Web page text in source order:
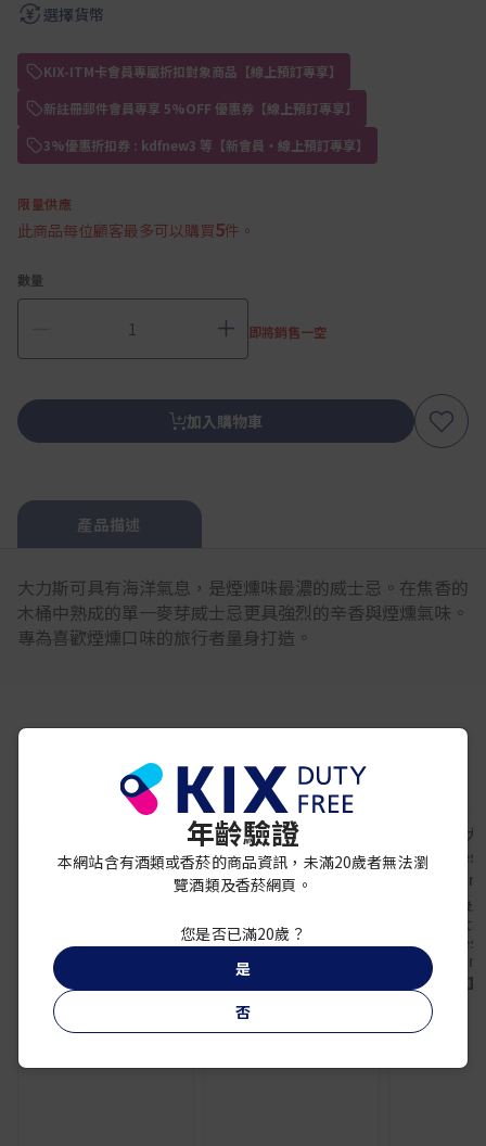
選擇貨幣
KIX-ITM卡會員專屬折扣對象商品【線上預訂專享】
新註冊郵件會員專享 5%OFF 優惠券【線上預訂專享】
3%優惠折扣券 : kdfnew3 等【新會員・線上預訂專享】
限量供應
此商品每位顧客最多可以購買5件。
數量
即將銷售一空
加入購物車
產品描述
大力斯可具有海洋氣息，是煙燻味最濃的威士忌。在焦香的
木桶中熟成的單一麥芽威士忌更具強烈的辛香與煙燻氣味。
專為喜歡煙燻口味的旅行者量身打造。
你可能還喜歡
¥ 8,400
粉保濕訂製粉底精華
SPF20/PA+++1N1
IVORY NUDE
愛
愛馬仕大
d'Hermès
ml
¥
年齡驗證
本網站含有酒類或香菸的商品資訊，未滿20歲者無法瀏
覽酒類及香菸網頁。
您是否已滿20歲？
是
否